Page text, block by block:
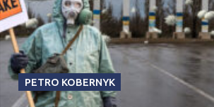
PETRO KOBERNYK